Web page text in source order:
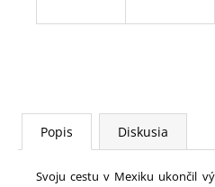
Popis Diskusia
Svoju cestu v Mexiku ukončil